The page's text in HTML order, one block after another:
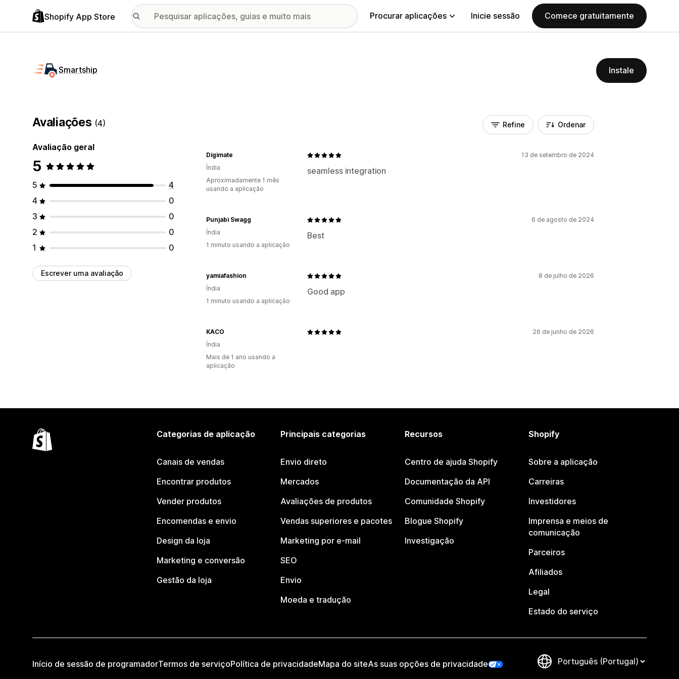
Shopify App Store Procurar aplicações Inicie sessão Comece gratuitamente
Smartship Instale
Avaliações (4)
Avaliação geral
5
5
4
4
0
3
0
2
0
1
0
Escrever uma avaliação
Refine Ordenar
13 de setembro de 2024
seamless integration
Digimate
Índia
Aproximadamente 1 mês
usando a aplicação
6 de agosto de 2024
Best
Punjabi Swagg
Índia
1 minuto usando a aplicação
8 de julho de 2026
Good app
yamiafashion
Índia
1 minuto usando a aplicação
26 de junho de 2026
KACO
Índia
Mais de 1 ano usando a
aplicação
Categorias de aplicação
Canais de vendas
Encontrar produtos
Vender produtos
Encomendas e envio
Design da loja
Marketing e conversão
Gestão da loja
Principais categorias
Envio direto
Mercados
Avaliações de produtos
Vendas superiores e pacotes
Marketing por e-mail
SEO
Envio
Moeda e tradução
Recursos
Centro de ajuda Shopify
Documentação da API
Comunidade Shopify
Blogue Shopify
Investigação
Shopify
Sobre a aplicação
Carreiras
Investidores
Imprensa e meios de
comunicação
Parceiros
Afiliados
Legal
Estado do serviço
Início de sessão de programadorTermos de serviçoPolítica de privacidadeMapa do siteAs suas opções de privacidade